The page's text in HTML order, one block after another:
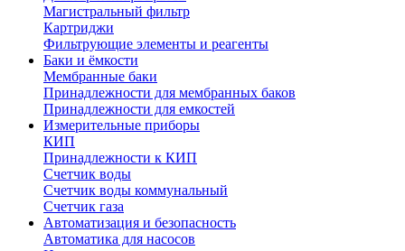
Магистральный фильтр
Картриджи
Фильтрующие элементы и реагенты
Баки и ёмкости
Мембранные баки
Принадлежности для мембранных баков
Принадлежности для емкостей
Измерительные приборы
КИП
Принадлежности к КИП
Счетчик воды
Счетчик воды коммунальный
Счетчик газа
Автоматизация и безопасность
Автоматика для насосов